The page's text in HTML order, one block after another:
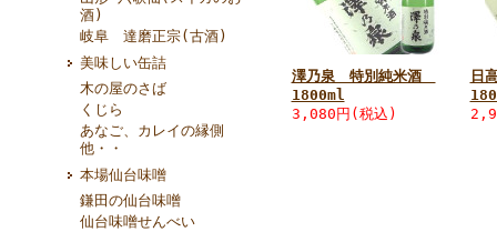
酒)
岐阜 達磨正宗(古酒)
美味しい缶詰
木の屋のさば
くじら
あなご、カレイの縁側
他・・
本場仙台味噌
鎌田の仙台味噌
仙台味噌せんべい
澤乃泉 特別純米酒
1800ml
3,080円(税込)
日